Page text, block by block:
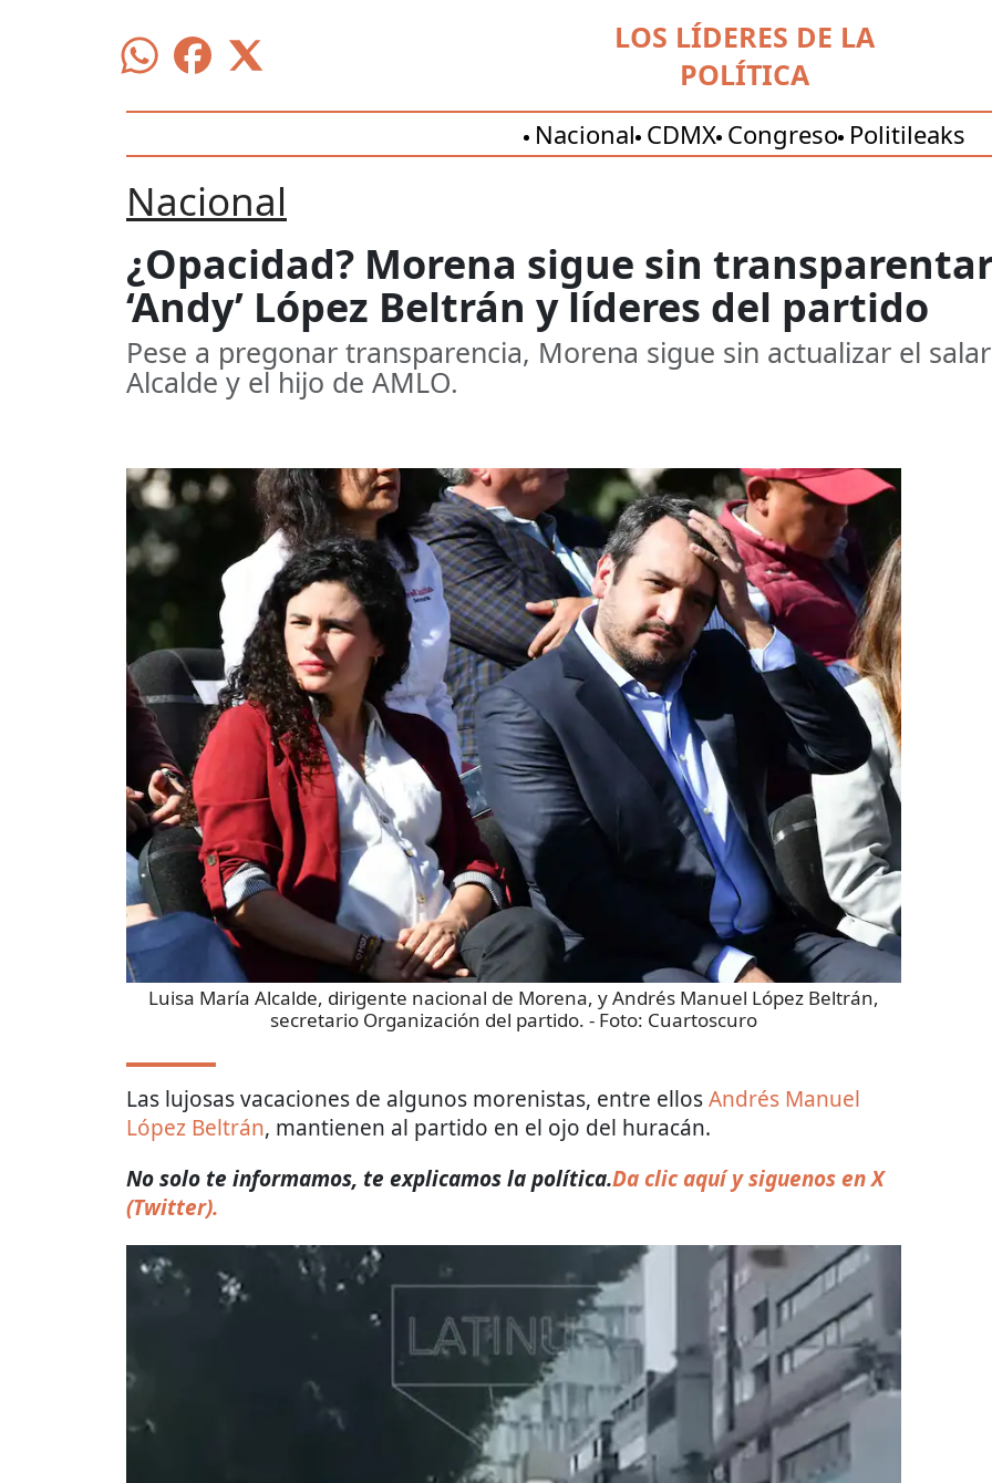
LOS LÍDERES DE LA
POLÍTICA
Nacional CDMX Congreso Politileaks
Nacional
¿Opacidad? Morena sigue sin
‘Andy’ López Beltrán y líderes del partido
Pese a pregonar transparencia, Morena sigue sin actualizar el
Alcalde y el hijo de AMLO.
Luisa María Alcalde, dirigente nacional de Morena, y Andrés Manuel López Beltrán,
secretario Organización del partido. - Foto: Cuartoscuro
Las lujosas vacaciones de algunos morenistas, entre ellosAndrés Manuel
López Beltrán, mantienen al partido en el ojo del huracán.
No solo te informamos, te explicamos la política.Da clic aquí y siguenos en X
(Twitter).